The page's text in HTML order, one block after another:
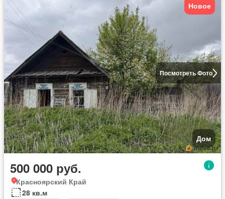
Посмотреть Фото
Новое
Дом
500 000 руб.
Красноярский Край
28 кв.м